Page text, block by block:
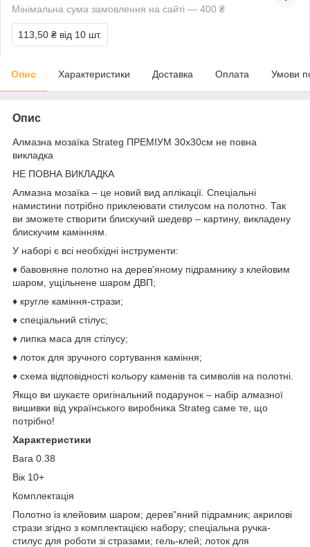
Мінімальна сума замовлення на сайті — 400 ₴
113,50 ₴ від 10 шт.
Опис Характеристики Доставка Оплата Умови
Опис
Алмазна мозаїка Strateg ПРЕМІУМ 30х30см не повна
викладка
НЕ ПОВНА ВИКЛАДКА
Алмазна мозаїка – це новий вид аплікації. Спеціальні
намистини потрібно приклеювати стилусом на полотно. Так
ви зможете створити блискучий шедевр – картину, викладену
блискучим камінням.
У наборі є всі необхідні інструменти:
♦ бавовняне полотно на дерев'яному підрамнику з клейовим
шаром, ущільнене шаром ДВП;
♦ кругле каміння-стрази;
♦ спеціальний стілус;
♦ липка маса для стілусу;
♦ лоток для зручного сортування каміння;
♦ схема відповідності кольору каменів та символів на полотні.
Якщо ви шукаєте оригінальний подарунок – набір алмазної
вишивки від українського виробника Strateg саме те, що
потрібно!
Характеристики
Вага 0.38
Вік 10+
Комплектація
Полотно із клейовим шаром; дерев"яний підрамник; акрилові
стрази згідно з комплектацією набору; спеціальна ручка-
стилус для роботи зі стразами; гель-клей; лоток для